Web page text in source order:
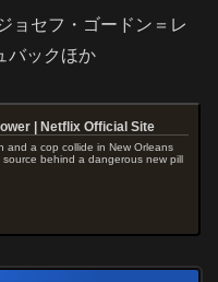
ョセフ・ゴードン＝レ
バックほか
| Netflix Official Site
and a cop collide in New Orleans
behind a dangerous new pill